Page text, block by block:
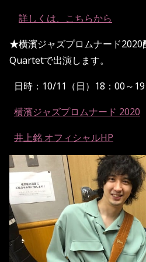
詳しくは、こちらから
★横濱ジャズプロムナード
Quartetで出演します。
日時：10/11（日）18：00～
横濱ジャズプロムナード 2020
井上銘 オフィシャルHP